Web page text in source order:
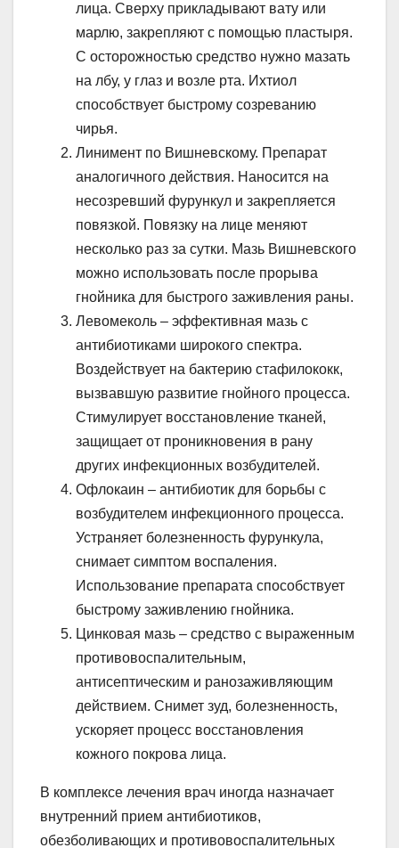
лица. Сверху прикладывают вату или
марлю, закрепляют с помощью пластыря.
С осторожностью средство нужно мазать
на лбу, у глаз и возле рта. Ихтиол
способствует быстрому созреванию
чирья.
Линимент по Вишневскому. Препарат
аналогичного действия. Наносится на
несозревший фурункул и закрепляется
повязкой. Повязку на лице меняют
несколько раз за сутки. Мазь Вишневского
можно использовать после прорыва
гнойника для быстрого заживления раны.
Левомеколь – эффективная мазь с
антибиотиками широкого спектра.
Воздействует на бактерию стафилококк,
вызвавшую развитие гнойного процесса.
Стимулирует восстановление тканей,
защищает от проникновения в рану
других инфекционных возбудителей.
Офлокаин – антибиотик для борьбы с
возбудителем инфекционного процесса.
Устраняет болезненность фурункула,
снимает симптом воспаления.
Использование препарата способствует
быстрому заживлению гнойника.
Цинковая мазь – средство с выраженным
противовоспалительным,
антисептическим и ранозаживляющим
действием. Снимет зуд, болезненность,
ускоряет процесс восстановления
кожного покрова лица.
В комплексе лечения врач иногда назначает
внутренний прием антибиотиков,
обезболивающих и противовоспалительных